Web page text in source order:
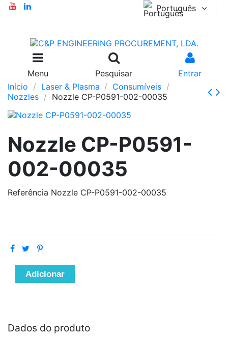
Português
Menu Pesquisar
Entrar
Início
Laser & Plasma
Consumíveis
Nozzles
Nozzle CP-P0591-002-00035
Nozzle CP-P0591-
002-00035
Referência Nozzle CP-P0591-002-00035
Adicionar
Dados do produto